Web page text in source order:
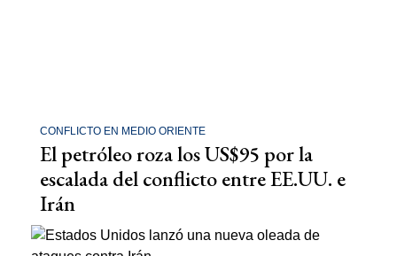
CONFLICTO EN MEDIO ORIENTE
El petróleo roza los US$95 por la
escalada del conflicto entre EE.UU. e
Irán